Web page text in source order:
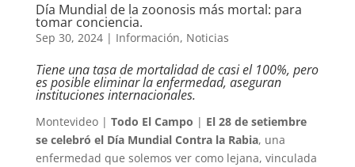
Día Mundial de la zoonosis más mortal: para
tomar conciencia.
Sep 30, 2024| Información, Noticias
Tiene una tasa de mortalidad de casi el 100%, pero
es posible eliminar la enfermedad, aseguran
instituciones internacionales.
Montevideo | Todo El Campo | El 28 de setiembre
se celebró el Día Mundial Contra la Rabia, una
enfermedad que solemos ver como lejana, vinculada